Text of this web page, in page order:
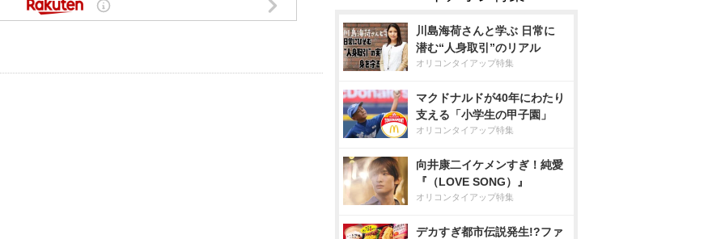
川島海荷さんと学ぶ 日常に
潜む“人身取引”のリアル
オリコンタイアップ特集
マクドナルドが40年にわたり
支える「小学生の甲子園」
オリコンタイアップ特集
向井康二イケメンすぎ！純愛
『（LOVE SONG）』
オリコンタイアップ特集
デカすぎ都市伝説発生!?ファ